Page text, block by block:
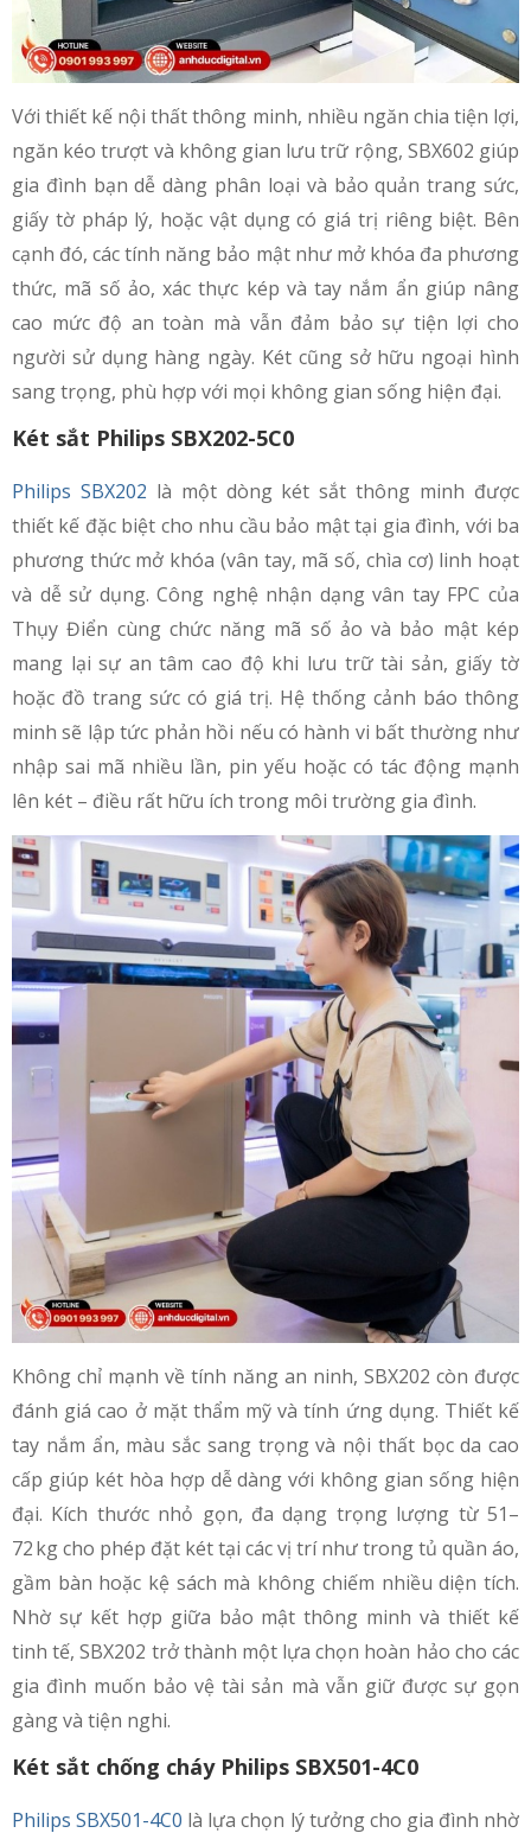
Với thiết kế nội thất thông minh, nhiều ngăn chia tiện lợi,
ngăn kéo trượt và không gian lưu trữ rộng, SBX602 giúp
gia đình bạn dễ dàng phân loại và bảo quản trang sức,
giấy tờ pháp lý, hoặc vật dụng có giá trị riêng biệt. Bên
cạnh đó, các tính năng bảo mật như mở khóa đa phương
thức, mã số ảo, xác thực kép và tay nắm ẩn giúp nâng
cao mức độ an toàn mà vẫn đảm bảo sự tiện lợi cho
người sử dụng hàng ngày. Két cũng sở hữu ngoại hình
sang trọng, phù hợp với mọi không gian sống hiện đại.
Két sắt Philips SBX202-5C0
Philips SBX202 là một dòng két sắt thông minh được
thiết kế đặc biệt cho nhu cầu bảo mật tại gia đình, với ba
phương thức mở khóa (vân tay, mã số, chìa cơ) linh hoạt
và dễ sử dụng. Công nghệ nhận dạng vân tay FPC của
Thụy Điển cùng chức năng mã số ảo và bảo mật kép
mang lại sự an tâm cao độ khi lưu trữ tài sản, giấy tờ
hoặc đồ trang sức có giá trị. Hệ thống cảnh báo thông
minh sẽ lập tức phản hồi nếu có hành vi bất thường như
nhập sai mã nhiều lần, pin yếu hoặc có tác động mạnh
lên két – điều rất hữu ích trong môi trường gia đình.
Không chỉ mạnh về tính năng an ninh, SBX202 còn được
đánh giá cao ở mặt thẩm mỹ và tính ứng dụng. Thiết kế
tay nắm ẩn, màu sắc sang trọng và nội thất bọc da cao
cấp giúp két hòa hợp dễ dàng với không gian sống hiện
đại. Kích thước nhỏ gọn, đa dạng trọng lượng từ 51–
72 kg cho phép đặt két tại các vị trí như trong tủ quần áo,
gầm bàn hoặc kệ sách mà không chiếm nhiều diện tích.
Nhờ sự kết hợp giữa bảo mật thông minh và thiết kế
tinh tế, SBX202 trở thành một lựa chọn hoàn hảo cho các
gia đình muốn bảo vệ tài sản mà vẫn giữ được sự gọn
gàng và tiện nghi.
Két sắt chống cháy Philips SBX501-4C0
Philips SBX501-4C0 là lựa chọn lý tưởng cho gia đình nhờ